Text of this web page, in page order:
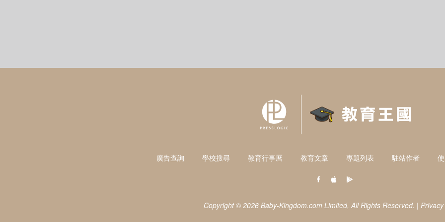
廣告查詢 學校搜尋 教育行事曆 教育文章 專題列表 駐站作者
Copyright © 2026 Baby-Kingdom.com Limited, All Rights Reserved. |